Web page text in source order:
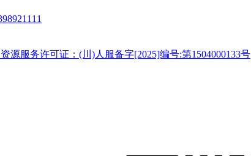
源服务许可证：(川)人服备字[2025]编号:第1504000133号